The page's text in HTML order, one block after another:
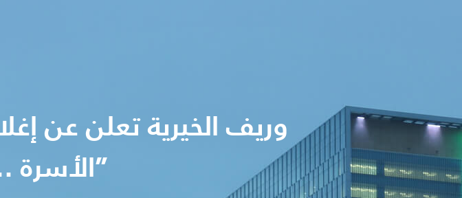
وريف الخيرية تعلن عن
الأسرة .. أساس وعي المجتمع”